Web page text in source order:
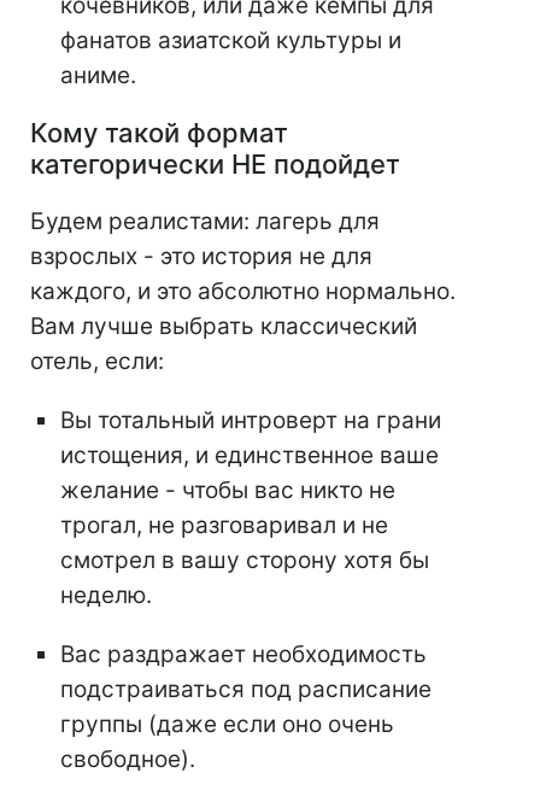
кочевников, или даже кемпы для
фанатов азиатской культуры и
аниме.
Кому такой формат
категорически НЕ подойдет
Будем реалистами: лагерь для
взрослых - это история не для
каждого, и это абсолютно нормально.
Вам лучше выбрать классический
отель, если:
Вы тотальный интроверт на грани
истощения, и единственное ваше
желание - чтобы вас никто не
трогал, не разговаривал и не
смотрел в вашу сторону хотя бы
неделю.
Вас раздражает необходимость
подстраиваться под расписание
группы (даже если оно очень
свободное).